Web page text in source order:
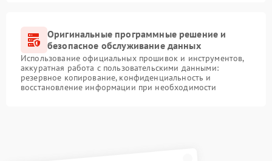
Оригинальные программные решение и
безопасное обслуживание данных
Использование официальных прошивок и инструментов,
аккуратная работа с пользовательскими данными:
резервное копирование, конфиденциальность и
восстановление информации при необходимости